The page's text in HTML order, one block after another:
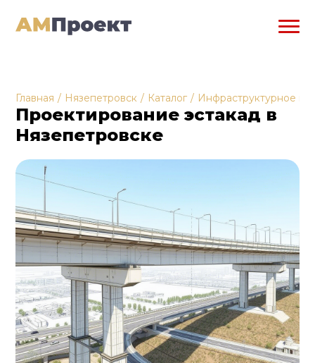
Главная / Нязепетровск / Каталог / Инфраструктурное
Проектирование эстакад в
Нязепетровске